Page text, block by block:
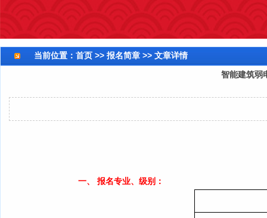
当前位置： 首页 >> 报名简章 >> 文章详情
智能建筑弱
一、 报名专业、级别：